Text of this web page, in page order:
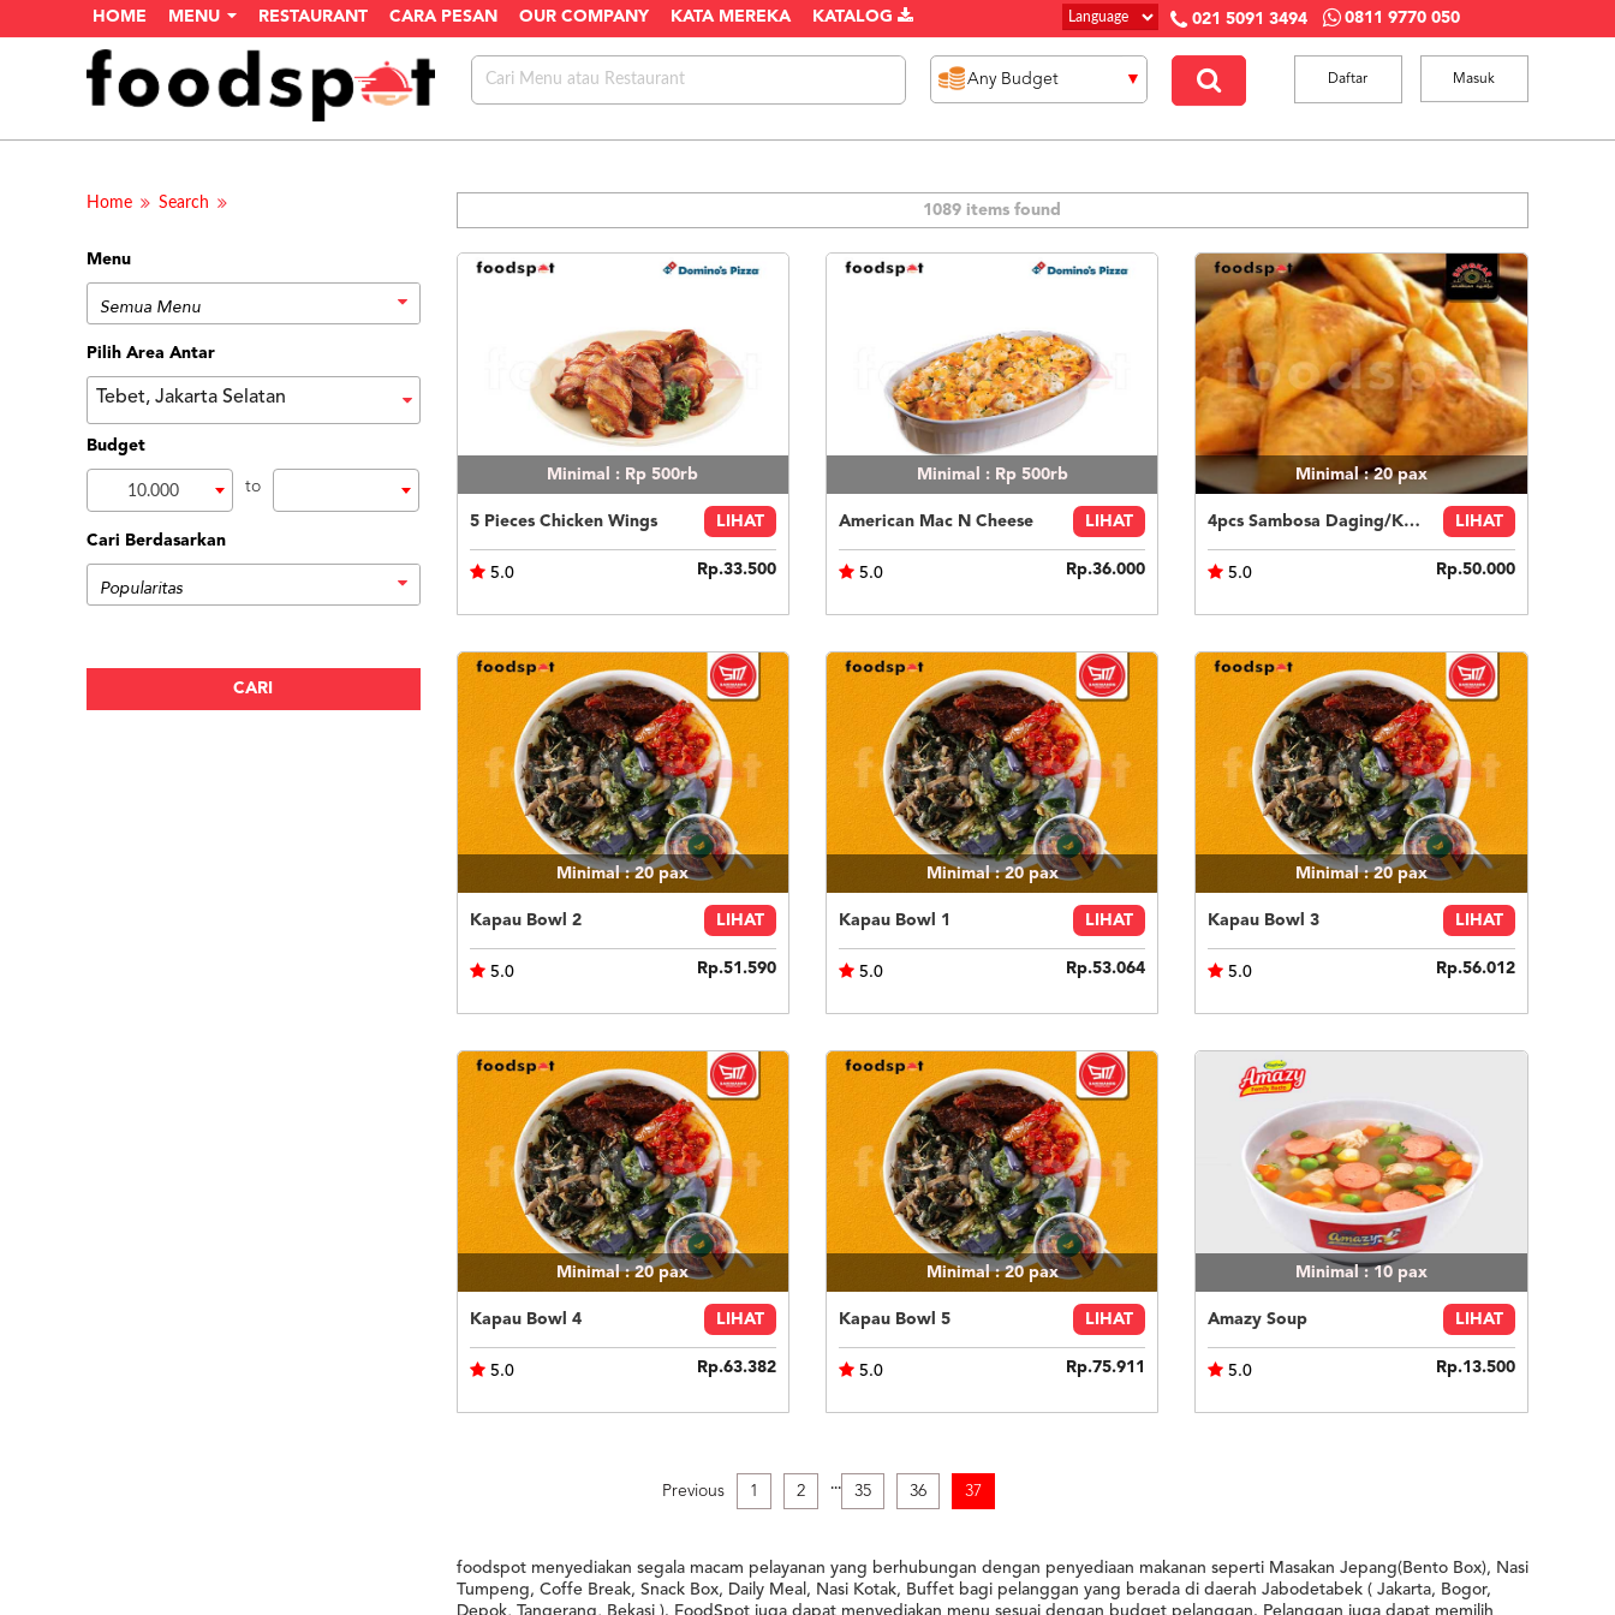
HOME MENU RESTAURANT CARA PESAN OUR COMPANY KATA MEREKA KATALOG 021 5091 3494 0811 9770 050
Masuk
Daftar
Home Search
Menu
Pilih Area Antar
Tebet, Jakarta Selatan
Budget
10.000 to
Cari Berdasarkan
1089 items found
Minimal : Rp 500rb
5 Pieces Chicken Wings LIHAT
5.0 Rp.33.500
Minimal : Rp 500rb
American Mac N Cheese LIHAT
5.0 Rp.36.000
Minimal : 20pax
4pcs Sambosa Daging/Keju LIHAT
5.0 Rp.50.000
Minimal : 20pax
Kapau Bowl 2 LIHAT
5.0 Rp.51.590
Minimal : 20 pax
Kapau Bowl 1 LIHAT
5.0 Rp.53.064
Minimal : 20pax
Kapau Bowl 3 LIHAT
5.0 Rp.56.012
Minimal : 20pax
Kapau Bowl 4 LIHAT
5.0 Rp.63.382
Minimal : 20 pax
Kapau Bowl 5 LIHAT
5.0 Rp.75.911
Minimal : 10 pax
Amazy Soup LIHAT
5.0 Rp.13.500
Previous 1 2 ... 35 36 37
foodspot menyediakan segala macam pelayanan yang berhubungan dengan penyediaan makanan seperti Masakan Jepang(Bento Box), Nasi
Tumpeng, Coffe Break, Snack Box, Daily Meal, Nasi Kotak, Buffet bagi pelanggan yang berada di daerah Jabodetabek ( Jakarta, Bogor,
Depok, Tangerang, Bekasi ). FoodSpot juga dapat menyediakan menu sesuai dengan budget pelanggan. Pelanggan juga dapat memilih